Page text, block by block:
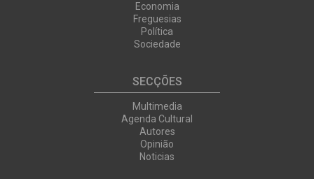
Economia
Freguesias
Política
Sociedade
SECÇÕES
Multimedia
Agenda Cultural
Autores
Opinião
Noticias